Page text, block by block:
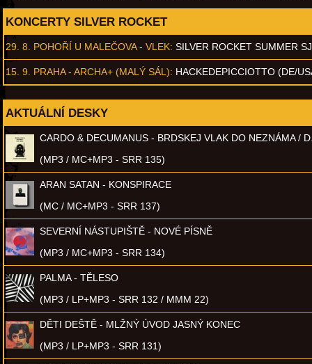
KONCERTY SILVER ROCKET
29. 8. POHOŘÍ U MALEČOVA - VLEK: SILVER ROCKET SUMMER
15. 9. PRAHA - ARCHA+ (MALÝ SÁL): HACKEDEPICCIOTTO (DE/
AKTUÁLNÍ DESKY
CARDO & DECUMANUS - BRDSKEJ VLAK DO NEZNÁMA /
(MP3 / MC+MP3 - SRR 135)
ARAN SATAN - KONSPIRACE
(MC / MC+MP3 - SRR 137)
SEVERNÍ NÁSTUPIŠTĚ - NOVÉ PÍSNĚ
(MP3 / MC+MP3 - SRR 134)
PALMA - TĚLESO
(MP3 / LP+MP3 - SRR 132 / MMM 22)
DĚTI DEŠTĚ - MLŽNÝ ÚVOD JASNÝ KONEC
(MP3 / LP+MP3 - SRR 131)